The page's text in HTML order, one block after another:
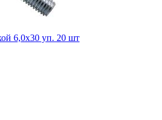
6,0х30 уп. 20 шт